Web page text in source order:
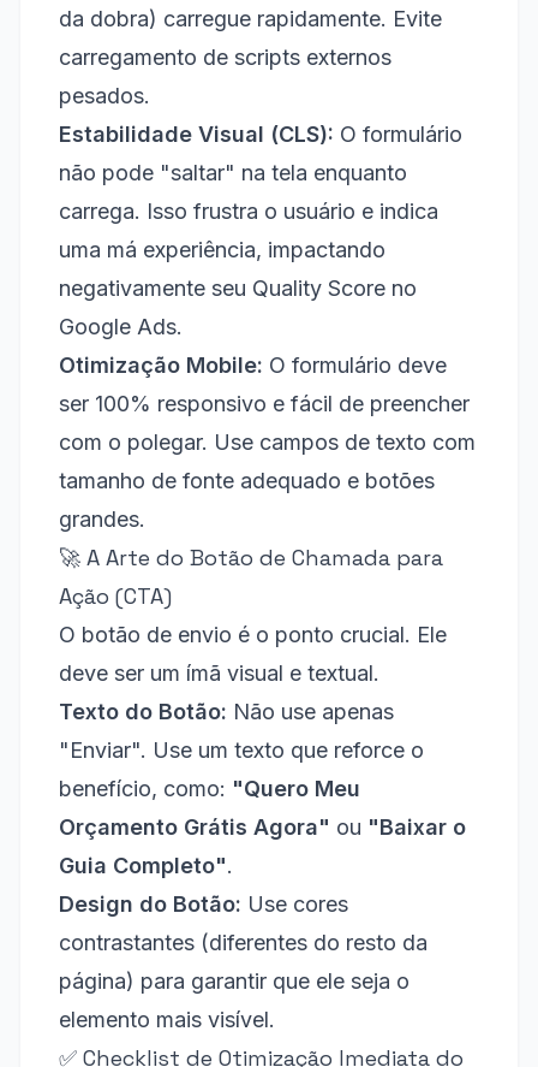
da dobra) carregue rapidamente. Evite
carregamento de scripts externos
pesados.
Estabilidade Visual (CLS): O formulário
não pode "saltar" na tela enquanto
carrega. Isso frustra o usuário e indica
uma má experiência, impactando
negativamente seu Quality Score no
Google Ads.
Otimização Mobile: O formulário deve
ser 100% responsivo e fácil de preencher
com o polegar. Use campos de texto com
tamanho de fonte adequado e botões
grandes.
🚀 A Arte do Botão de Chamada para
Ação (CTA)
O botão de envio é o ponto crucial. Ele
deve ser um ímã visual e textual.
Texto do Botão: Não use apenas
"Enviar". Use um texto que reforce o
benefício, como: "Quero Meu
Orçamento Grátis Agora" ou "Baixar o
Guia Completo".
Design do Botão: Use cores
contrastantes (diferentes do resto da
página) para garantir que ele seja o
elemento mais visível.
✅ Checklist de Otimização Imediata do